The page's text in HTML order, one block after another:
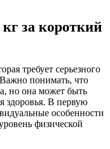
за короткий
требует серьезного
понимать, что
но она может быть
здоровья. В первую
особенности
физической